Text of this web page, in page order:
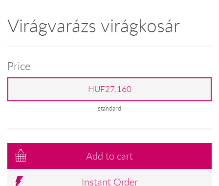
Virágvarázs virágkosár
Price
HUF27,160
standard
Add to cart
Instant Order